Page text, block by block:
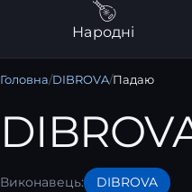
Народні
Головна/DIBROVA/Падаю
Виконавець: DIBROVA